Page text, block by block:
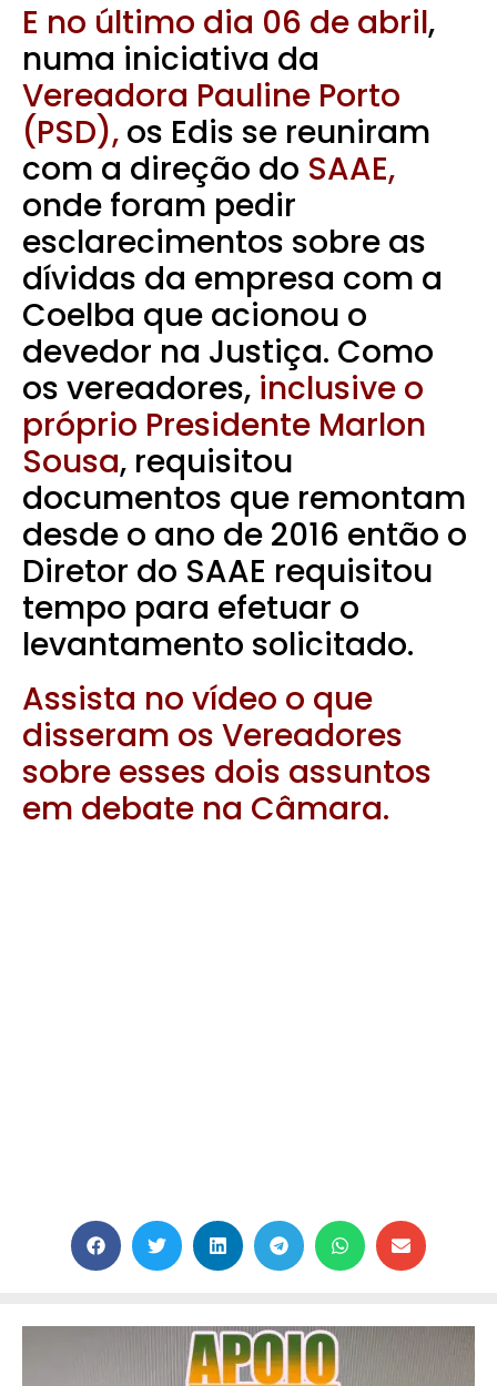
E no último dia 06 de abril,
numa iniciativa da
Vereadora Pauline Porto
(PSD), os Edis se reuniram
com a direção do SAAE,
onde foram pedir
esclarecimentos sobre as
dívidas da empresa com a
Coelba que acionou o
devedor na Justiça. Como
os vereadores, inclusive o
próprio Presidente Marlon
Sousa, requisitou
documentos que remontam
desde o ano de 2016 então o
Diretor do SAAE requisitou
tempo para efetuar o
levantamento solicitado.
Assista no vídeo o que
disseram os Vereadores
sobre esses dois assuntos
em debate na Câmara.